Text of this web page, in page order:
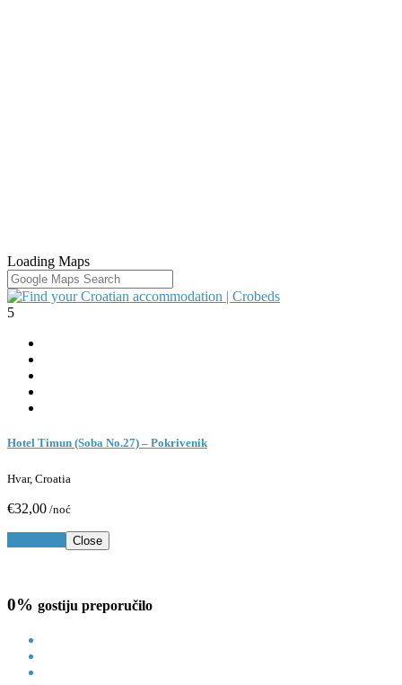
Loading Maps
5
Hotel Timun (Soba No.27) – Pokrivenik
Hvar, Croatia
€32,00 /noć
Close
0% gostiju preporučilo